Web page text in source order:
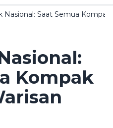
Nasional: Saat Semua
Kompak